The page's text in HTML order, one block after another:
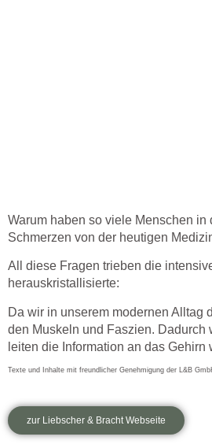
Warum haben so viele Menschen
Schmerzen von der heutigen
All diese Fragen trieben die
herauskristallisierte:
Da wir in unserem modernen Alltag
den Muskeln und Faszien.
leiten die Information an das
Texte und Inhalte mit freundlicher Genehmigung der L&B
zur Liebscher & Bracht Webseite